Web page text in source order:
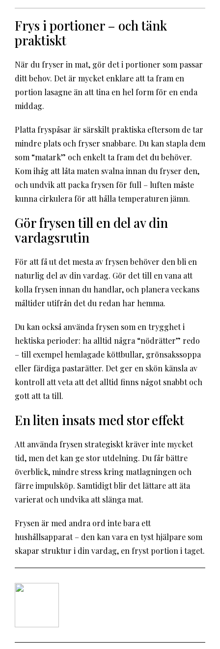
Frys i portioner – och tänk
praktiskt
När du fryser in mat, gör det i portioner som passar
ditt behov. Det är mycket enklare att ta fram en
portion lasagne än att tina en hel form för en enda
middag.
Platta fryspåsar är särskilt praktiska eftersom de tar
mindre plats och fryser snabbare. Du kan stapla dem
som “matark” och enkelt ta fram det du behöver.
Kom ihåg att låta maten svalna innan du fryser den,
och undvik att packa frysen för full – luften måste
kunna cirkulera för att hålla temperaturen jämn.
Gör frysen till en del av din
vardagsrutin
För att få ut det mesta av frysen behöver den bli en
naturlig del av din vardag. Gör det till en vana att
kolla frysen innan du handlar, och planera veckans
måltider utifrån det du redan har hemma.
Du kan också använda frysen som en trygghet i
hektiska perioder: ha alltid några “nödrätter” redo
– till exempel hemlagade köttbullar, grönsakssoppa
eller färdiga pastarätter. Det ger en skön känsla av
kontroll att veta att det alltid finns något snabbt och
gott att ta till.
En liten insats med stor effekt
Att använda frysen strategiskt kräver inte mycket
tid, men det kan ge stor utdelning. Du får bättre
överblick, mindre stress kring matlagningen och
färre impulsköp. Samtidigt blir det lättare att äta
varierat och undvika att slänga mat.
Frysen är med andra ord inte bara ett
hushållsapparat – den kan vara en tyst hjälpare som
skapar struktur i din vardag, en fryst portion i taget.